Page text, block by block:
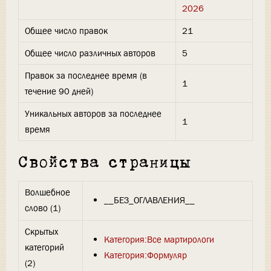
2026
Общее число правок
21
Общее число различных авторов
5
Правок за последнее время (в
течение 90 дней)
1
Уникальных авторов за последнее
время
1
Свойства страницы
Волшебное
слово (1)
__БЕЗ_ОГЛАВЛЕНИЯ__
Скрытых
категорий
(2)
Категория:Все мартирологи
Категория:Формуляр